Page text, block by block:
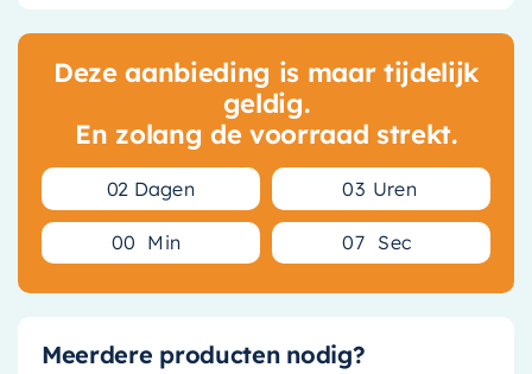
Deze aanbieding is maar tijdelijk
geldig.
En zolang de voorraad strekt.
02 Dagen 03 Uren
00 Min 06 Sec
Meerdere producten nodig?